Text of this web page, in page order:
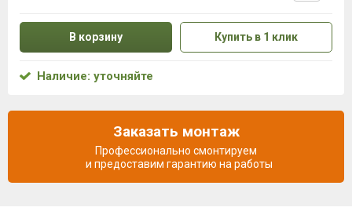
В корзину Купить в 1 клик
Наличие: уточняйте
Заказать монтаж
Профессионально смонтируем
и предоставим гарантию на работы